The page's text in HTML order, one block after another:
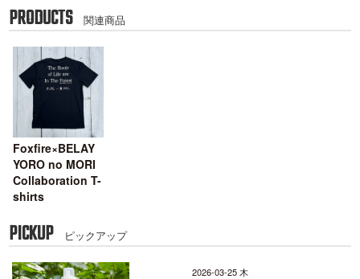
PRODUCTS 関連商品
Foxfire×BELAY
YORO no MORI
Collaboration T-
shirts
PICKUP ピックアップ
2026-03-25 木